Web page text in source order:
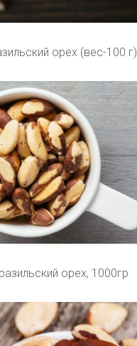
орех (вес-100 г)
орех, 1000гр